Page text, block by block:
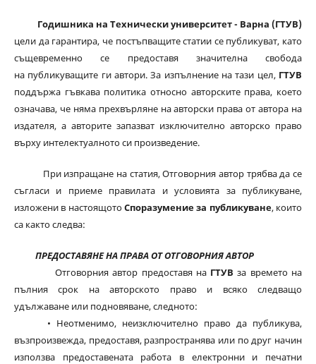
Годишника на Технически университет - Варна (ГТУВ)
цели да гарантира, че постъпващите статии се публикуват, като
същевременно се предоставя значителна свобода
на публикуващите ги автори. За изпълнение на тази цел, ГТУВ
поддържа гъвкава политика относно авторските права, което
означава, че няма прехвърляне на авторски права от автора на
издателя, а авторите запазват изключително авторско право
върху интелектуалното си произведение.
При изпращане на статия, Отговорния автор трябва да се
съгласи и приеме правилата и условията за публикуване,
изложени в настоящотоСпоразумение за публикуване, които
са както следва:
ПРЕДОСТАВЯНЕ НА ПРАВА ОТ ОТГОВОРНИЯ АВТОР
Отговорния автор предоставя на ГТУВ за времето на
пълния срок на авторското право и всяко следващо
удължаване или подновяване, следното:
• Неотменимо, неизключително право да публикува,
възпроизвежда, предоставя, разпространява или по друг начин
използва предоставената работа в електронни и печатни